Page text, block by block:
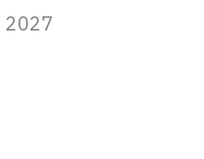
2027